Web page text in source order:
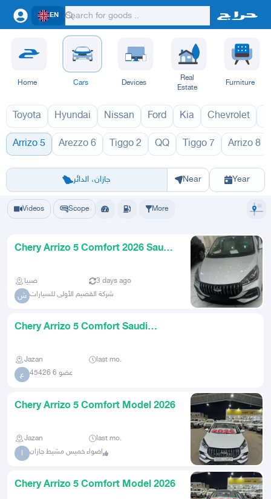
EN
Home Cars Devices
Real
Estate
Furniture
Toyota Hyundai Nissan Ford Kia Chevrolet
Arrizo 5 Arezzo 6 Tiggo 2 QQ Tiggo 7 Arrizo 8
جازان، الدائر
Riyadh Eastern Region Jeddah Hafar Al BatinMadinah
Near Year
Videos Scope More
Chery Arrizo 5 Comfort 2026 Saudi
صبيا 3 days ago
ش شركة القصيم الأولى للسيارات
Chery Arrizo 5 Comfort Saudi
Jazan last mo.
ع عضو 6 45426
Chery Arrizo 5 Comfort Model 2026
Jazan last mo.
ا اضواء خميس مشيط جازان
Chery Arrizo 5 Comfort Model 2026